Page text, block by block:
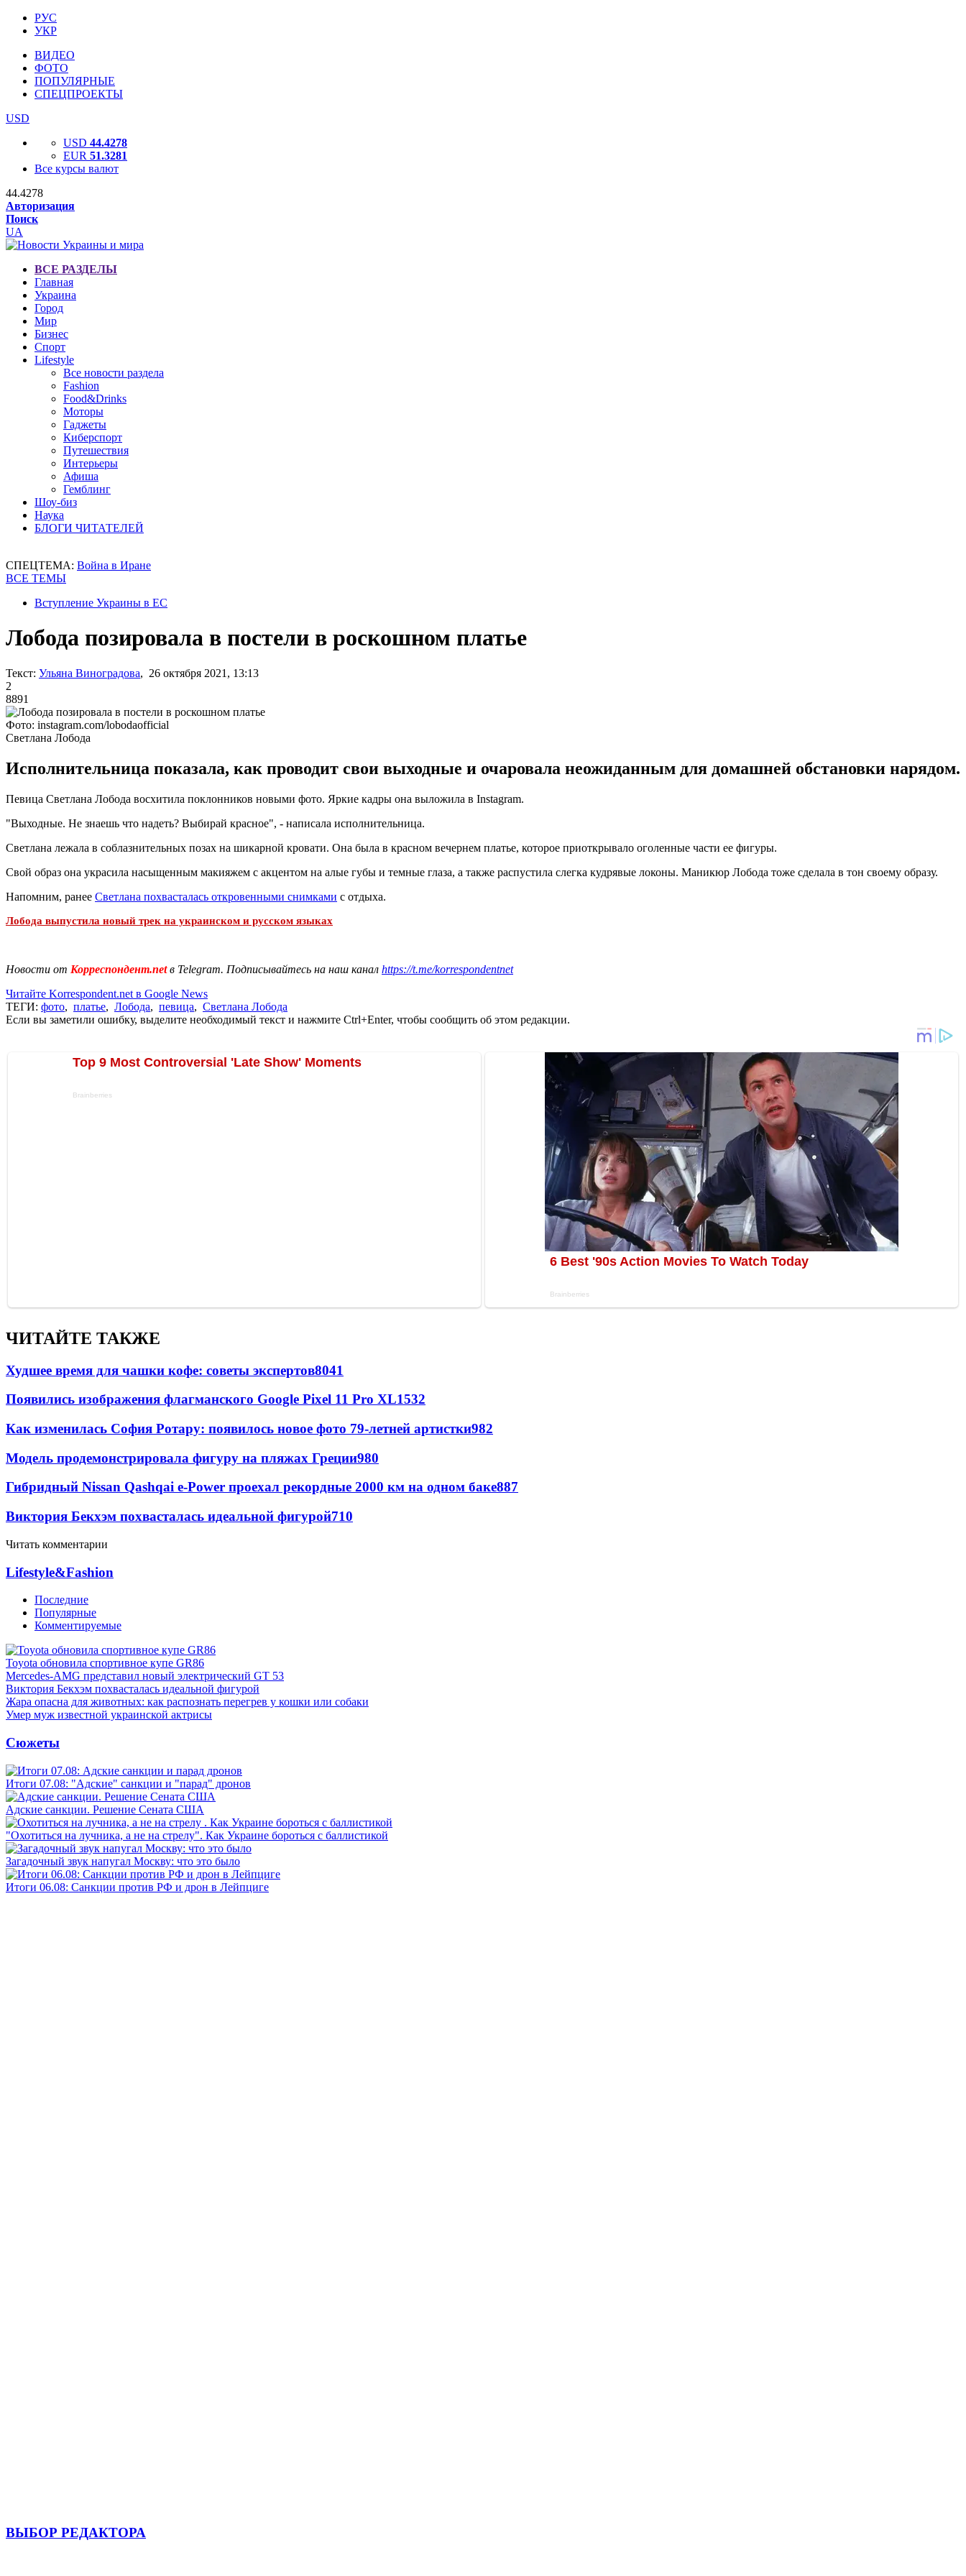
РУС
УКР
ВИДЕО
ФОТО
ПОПУЛЯРНЫЕ
СПЕЦПРОЕКТЫ
USD
USD 44.4278
EUR 51.3281
Все курсы валют
44.4278
Авторизация
Поиск
UA
ВСЕ РАЗДЕЛЫ
Главная
Украина
Город
Мир
Бизнес
Спорт
Lifestyle
Все новости раздела
Fashion
Food&Drinks
Моторы
Гаджеты
Киберспорт
Путешествия
Интерьеры
Афиша
Гемблинг
Шоу-биз
Наука
БЛОГИ ЧИТАТЕЛЕЙ
СПЕЦТЕМА: Война в Иране
ВСЕ ТЕМЫ
Вступление Украины в ЕС
Лобода позировала в постели в роскошном платье
Текст: Ульяна Виноградова, 26 октября 2021, 13:13
2
8891
Фото: instagram.com/lobodaofficial
Светлана Лобода
Исполнительница показала, как проводит свои выходные и очаровала неожиданным для домашней обстановки нарядом.
Певица Светлана Лобода восхитила поклонников новыми фото. Яркие кадры она выложила в Instagram.
"Выходные. Не знаешь что надеть? Выбирай красное", - написала исполнительница.
Светлана лежала в соблазнительных позах на шикарной кровати. Она была в красном вечернем платье, которое приоткрывало оголенные части ее фигуры.
Свой образ она украсила насыщенным макияжем с акцентом на алые губы и темные глаза, а также распустила слегка кудрявые локоны. Маникюр Лобода тоже сделала в тон своему образу.
Напомним, ранее Светлана похвасталась откровенными снимками с отдыха.
Лобода выпустила новый трек на украинском и русском языках
Новости от Корреспондент.netв Telegram. Подписывайтесь на наш канал https://t.me/korrespondentnet
Читайте Korrespondent.net в Google News
ТЕГИ: фото, платье, Лобода, певица, Светлана Лобода
Если вы заметили ошибку, выделите необходимый текст и нажмите Ctrl+Enter, чтобы сообщить об этом редакции.
ЧИТАЙТЕ ТАКЖЕ
Худшее время для чашки кофе: советы экспертов8041
Появились изображения флагманского Google Pixel 11 Pro XL1532
Как изменилась София Ротару: появилось новое фото 79-летней артистки982
Модель продемонстрировала фигуру на пляжах Греции980
Гибридный Nissan Qashqai e-Power проехал рекордные 2000 км на одном баке887
Виктория Бекхэм похвасталась идеальной фигурой710
Читать комментарии
Lifestyle&Fashion
Последние
Популярные
Комментируемые
Toyota обновила спортивное купе GR86
Mercedes-AMG представил новый электрический GT 53
Виктория Бекхэм похвасталась идеальной фигурой
Жара опасна для животных: как распознать перегрев у кошки или собаки
Умер муж известной украинской актрисы
Сюжеты
Итоги 07.08: "Адские" санкции и "парад" дронов
Адские санкции. Решение Сената США
"Охотиться на лучника, а не на стрелу". Как Украине бороться с баллистикой
Загадочный звук напугал Москву: что это было
Итоги 06.08: Санкции против РФ и дрон в Лейпциге
ВЫБОР РЕДАКТОРА